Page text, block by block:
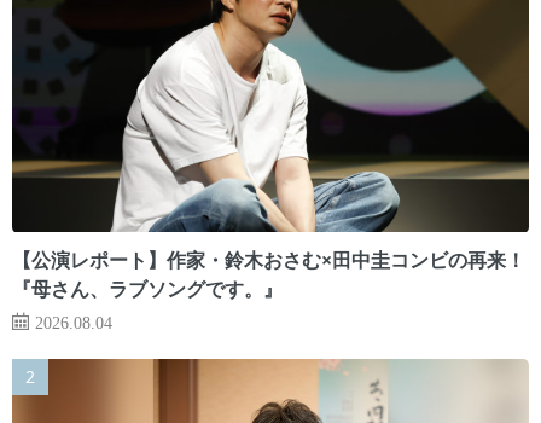
【公演レポート】作家・鈴木おさむ×田中圭コンビの再来！
『母さん、ラブソングです。』
2026.08.04